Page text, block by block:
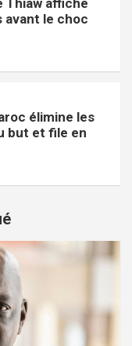
avant le choc
élimine les
but et file en